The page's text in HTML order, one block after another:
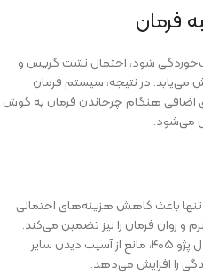
فرمان
شود، احتمال نشت گریس و
می‌یابد. در نتیجه، سیستم فرمان
اضافی هنگام چرخاندن فرمان به گوش
می‌شود.
باعث کاهش هزینه‌های احتمالی
و روان فرمان را نیز تضمین می‌کند.
استفاده از گردگیر با کیفیت و مناسب مدل پژو ۴۰۵، مانع از آسیب دیدن سایر
را افزایش می‌دهد.